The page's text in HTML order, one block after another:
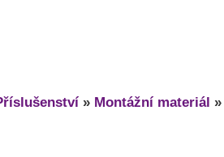
» Montážní materiál »